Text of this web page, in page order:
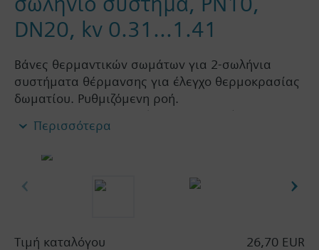
DN20, kv 0.31...1.41
Βάνες θερμαντικών σωμάτων για 2-σωλήνια
συστήματα θέρμανσης για έλεγχο θερμοκρασίας
δωματίου. Ρυθμιζόμενη ροή.
Επιτρεπτά μέσα: νερό (κατά VDI 2035), νερό με
αντιπαγετικό
Σημαντική πληροφορία
Οι βάνες μπορούν να συνδυαστούν με τους
Περισσότερα
Τιμή καταλόγου
26,70 EUR